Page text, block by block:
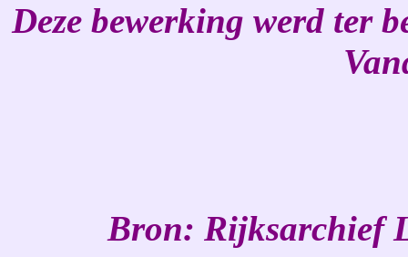
Deze bewerking werd ter
Bron: Rijksarchief